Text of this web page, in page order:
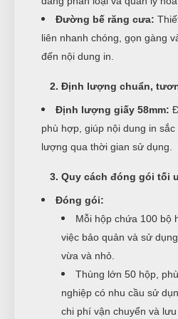
Đường bế răng cưa:
liên nhanh chóng, gọn gàng
đến nội dung in.
2. Định lượng chuẩn,
Định lượng giấy 58mm:
phù hợp, giúp nội dung in
lượng qua thời gian sử dụng.
3. Quy cách đóng gói tối
Đóng gói:
Mỗi hộp chứa 100 bộ
việc bảo quản và sử
vừa và nhỏ.
Thùng lớn 50 hộp,
nghiệp có nhu cầu sử
chi phí vận chuyển và lưu